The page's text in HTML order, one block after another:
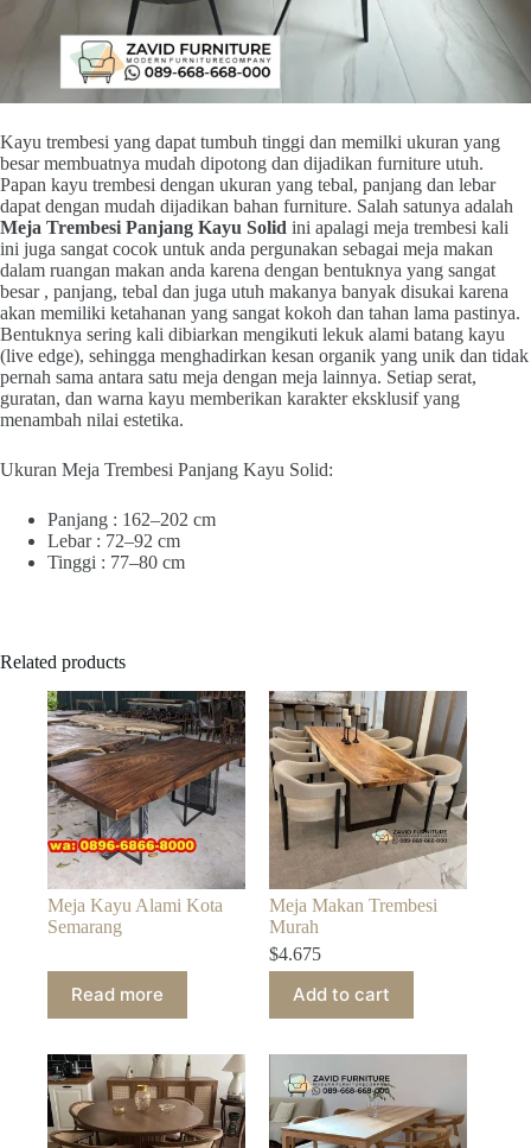
Kayu trembesi yang dapat tumbuh tinggi dan memilki ukuran yang
besar membuatnya mudah dipotong dan dijadikan furniture utuh.
Papan kayu trembesi dengan ukuran yang tebal, panjang dan lebar
dapat dengan mudah dijadikan bahan furniture. Salah satunya adalah
Meja Trembesi Panjang Kayu Solid ini apalagi meja trembesi kali
ini juga sangat cocok untuk anda pergunakan sebagai meja makan
dalam ruangan makan anda karena dengan bentuknya yang sangat
besar , panjang, tebal dan juga utuh makanya banyak disukai karena
akan memiliki ketahanan yang sangat kokoh dan tahan lama pastinya.
Bentuknya sering kali dibiarkan mengikuti lekuk alami batang kayu
(live edge), sehingga menghadirkan kesan organik yang unik dan tidak
pernah sama antara satu meja dengan meja lainnya. Setiap serat,
guratan, dan warna kayu memberikan karakter eksklusif yang
menambah nilai estetika.
Ukuran Meja Trembesi Panjang Kayu Solid:
Panjang : 162–202 cm
Lebar : 72–92 cm
Tinggi : 77–80 cm
Related products
Meja Kayu Alami Kota
Semarang
Read more
Meja Makan Trembesi
Murah
$4.675
Add to cart